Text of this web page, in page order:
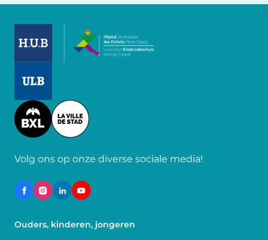
Image
Volg ons op onze diverse sociale media!
Ouders, kinderen, jongeren